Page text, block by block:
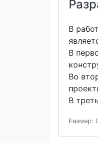
В
В
Во
В
Размер: